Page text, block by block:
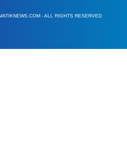
- ALL RIGHTS RESERVED